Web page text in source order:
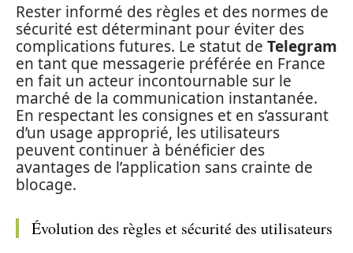
Rester informé des règles et des normes de
sécurité est déterminant pour éviter des
complications futures. Le statut de Telegram
en tant que messagerie préférée en France
en fait un acteur incontournable sur le
marché de la communication instantanée.
En respectant les consignes et en s’assurant
d’un usage approprié, les utilisateurs
peuvent continuer à bénéficier des
avantages de l’application sans crainte de
blocage.
Évolution des règles et sécurité des utilisateurs